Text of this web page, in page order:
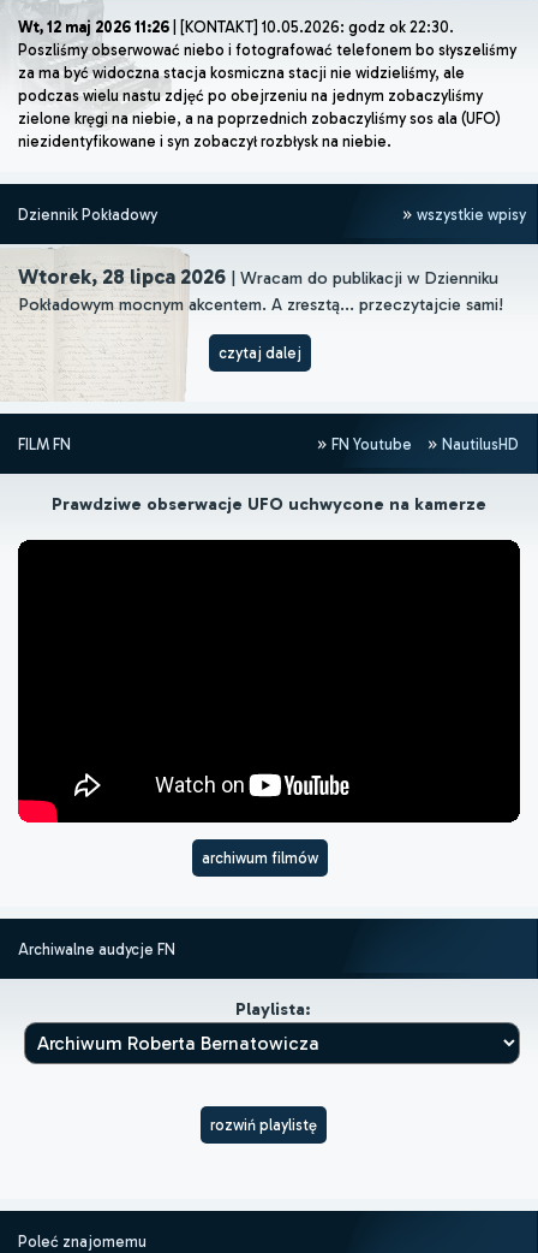
Wt, 12 maj 2026 11:26 | [KONTAKT] 10.05.2026: godz ok 22:30.
Poszliśmy obserwować niebo i fotografować telefonem bo słyszeliśmy
za ma być widoczna stacja kosmiczna stacji nie widzieliśmy, ale
podczas wielu nastu zdjęć po obejrzeniu na jednym zobaczyliśmy
zielone kręgi na niebie, a na poprzednich zobaczyliśmy sos ala (UFO)
niezidentyfikowane i syn zobaczył rozbłysk na niebie.
Dziennik Pokładowy wszystkie wpisy
Wtorek, 28 lipca 2026 | Wracam do publikacji w Dzienniku
Pokładowym mocnym akcentem. A zresztą... przeczytajcie sami!
czytaj dalej
FILM FN FN Youtube NautilusHD
Prawdziwe obserwacje UFO uchwycone na kamerze
archiwum filmów
Archiwalne audycje FN
Playlista:
rozwiń playlistę
Poleć znajomemu